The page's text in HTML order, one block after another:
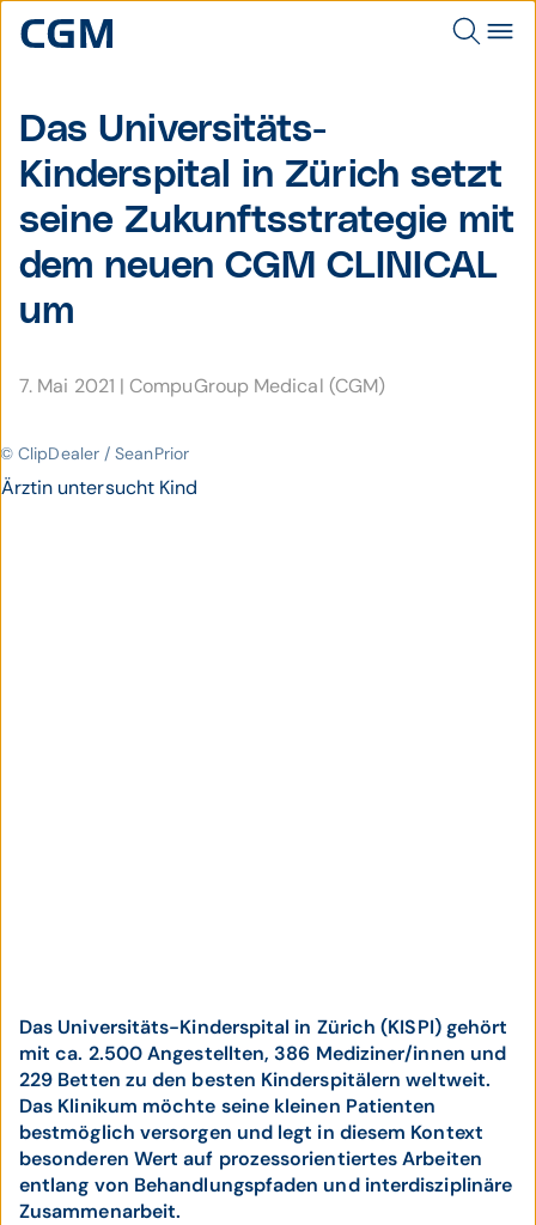
Das Universitäts-
Kinderspital in Zürich setzt
seine Zukunfts­strategie mit
dem neuen CGM CLINICAL
um
7. Mai 2021 | CompuGroup Medical (CGM)
© ClipDealer / SeanPrior
Ärztin untersucht Kind
Das Universitäts-Kinderspital in Zürich (KISPI) gehört
mit ca. 2.500 Angestellten, 386 Mediziner/innen und
229 Betten zu den besten Kinderspitälern weltweit.
Das Klinikum möchte seine kleinen Patienten
bestmöglich versorgen und legt in diesem Kontext
besonderen Wert auf prozessorientiertes Arbeiten
entlang von Behandlungspfaden und interdisziplinäre
Zusammenarbeit.